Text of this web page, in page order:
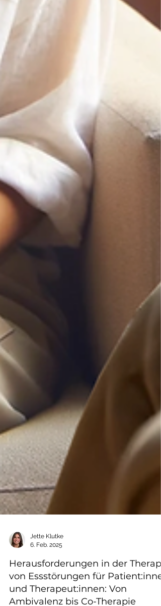
Jette Klutke
6. Feb. 2025
Herausforderungen in der
von Essstörungen für
und Therapeut:innen: Von